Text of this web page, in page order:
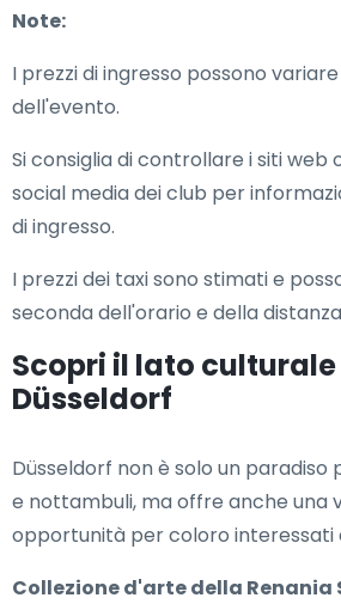
Note:
I prezzi di ingresso possono
dell'evento.
Si consiglia di controllare i siti web
social media dei club per
di ingresso.
I prezzi dei taxi sono stimati e
seconda dell'orario e della
Scopri il lato
Düsseldorf
Düsseldorf non è solo un
e nottambuli, ma offre anche una
opportunità per coloro interessati
Collezione d'arte della